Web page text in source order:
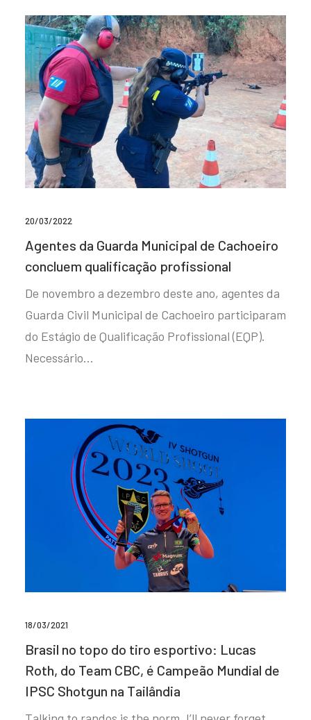
20/03/2022
Agentes da Guarda Municipal de Cachoeiro
concluem qualificação profissional
De novembro a dezembro deste ano, agentes da
Guarda Civil Municipal de Cachoeiro participaram
do Estágio de Qualificação Profissional (EQP).
Necessário…
18/03/2021
Brasil no topo do tiro esportivo: Lucas
Roth, do Team CBC, é Campeão Mundial de
IPSC Shotgun na Tailândia